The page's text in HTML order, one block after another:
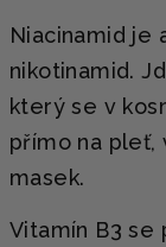
Niacinamid je
nikotinamid.
který se v
přímo na pleť,
masek.
Vitamín B3 se